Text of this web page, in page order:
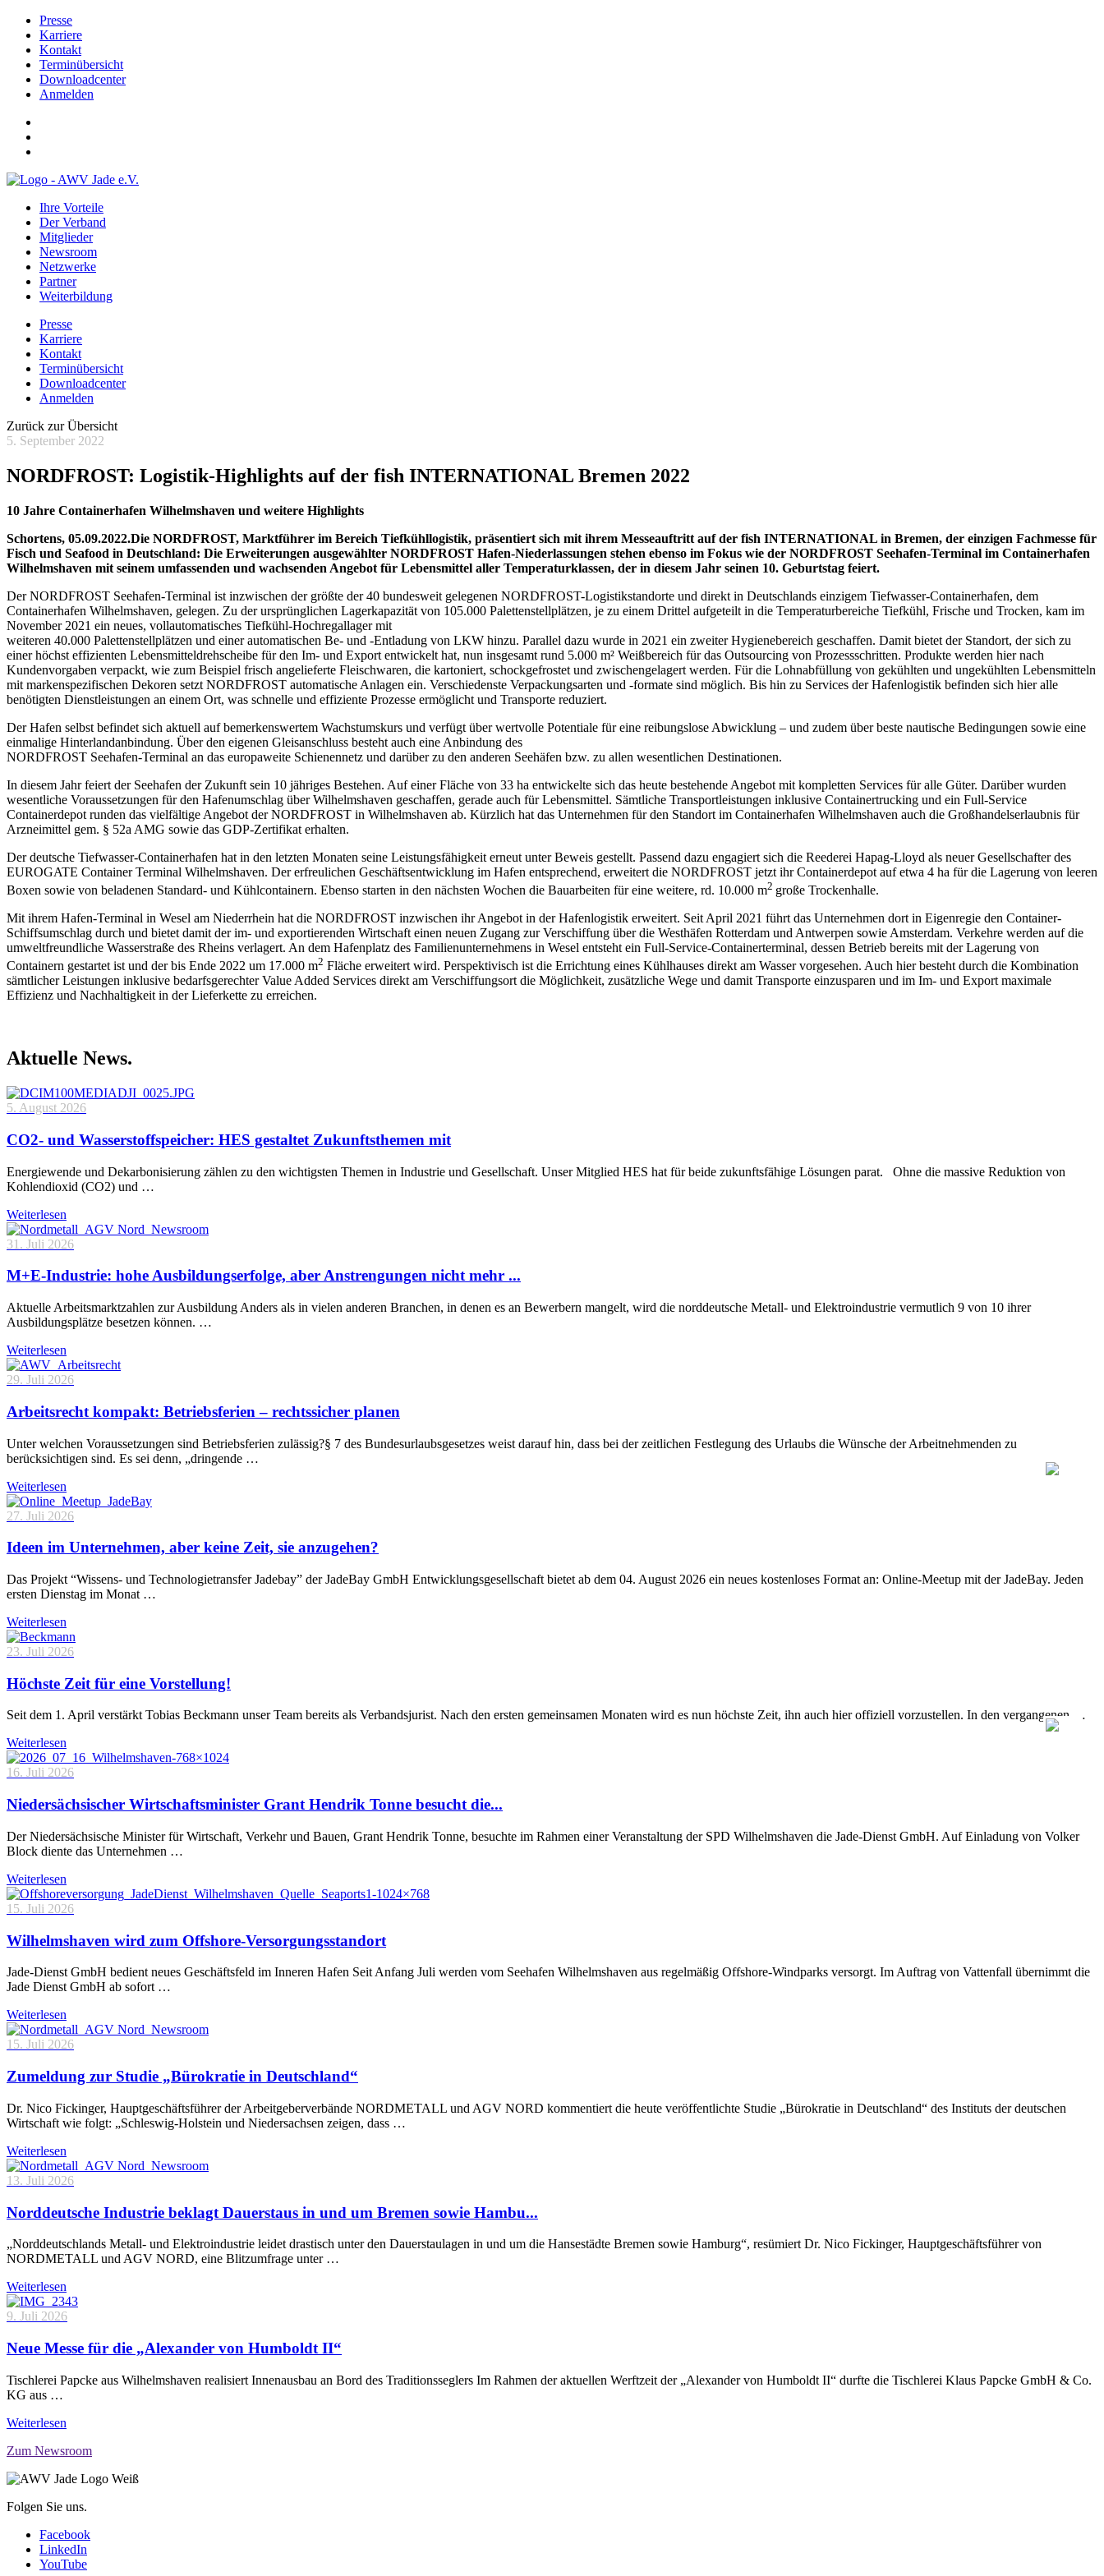
Presse
Karriere
Kontakt
Terminübersicht
Downloadcenter
Anmelden
Ihre Vorteile
Der Verband
Mitglieder
Newsroom
Netzwerke
Partner
Weiterbildung
Presse
Karriere
Kontakt
Terminübersicht
Downloadcenter
Anmelden
Zurück zur Übersicht
5. September 2022
NORDFROST: Logistik-Highlights auf der fish INTERNATIONAL Bremen 2022
10 Jahre Containerhafen Wilhelmshaven und weitere Highlights
Schortens, 05.09.2022.Die NORDFROST, Marktführer im Bereich Tiefkühllogistik, präsentiert sich mit ihrem Messeauftritt auf der fish INTERNATIONAL in Bremen, der einzigen Fachmesse für
Fisch und Seafood in Deutschland: Die Erweiterungen ausgewählter NORDFROST Hafen-Niederlassungen stehen ebenso im Fokus wie der NORDFROST Seehafen-Terminal im Containerhafen
Wilhelmshaven mit seinem umfassenden und wachsenden Angebot für Lebensmittel aller Temperaturklassen, der in diesem Jahr seinen 10. Geburtstag feiert.
Der NORDFROST Seehafen-Terminal ist inzwischen der größte der 40 bundesweit gelegenen NORDFROST-Logistikstandorte und direkt in Deutschlands einzigem Tiefwasser-Containerhafen, dem
Containerhafen Wilhelmshaven, gelegen. Zu der ursprünglichen Lagerkapazität von 105.000 Palettenstellplätzen, je zu einem Drittel aufgeteilt in die Temperaturbereiche Tiefkühl, Frische und Trocken, kam im
November 2021 ein neues, vollautomatisches Tiefkühl-Hochregallager mit
weiteren 40.000 Palettenstellplätzen und einer automatischen Be- und -Entladung von LKW hinzu. Parallel dazu wurde in 2021 ein zweiter Hygienebereich geschaffen. Damit bietet der Standort, der sich zu
einer höchst effizienten Lebensmitteldrehscheibe für den Im- und Export entwickelt hat, nun insgesamt rund 5.000 m² Weißbereich für das Outsourcing von Prozessschritten. Produkte werden hier nach
Kundenvorgaben verpackt, wie zum Beispiel frisch angelieferte Fleischwaren, die kartoniert, schockgefrostet und zwischengelagert werden. Für die Lohnabfüllung von gekühlten und ungekühlten Lebensmitteln
mit markenspezifischen Dekoren setzt NORDFROST automatische Anlagen ein. Verschiedenste Verpackungsarten und -formate sind möglich. Bis hin zu Services der Hafenlogistik befinden sich hier alle
benötigten Dienstleistungen an einem Ort, was schnelle und effiziente Prozesse ermöglicht und Transporte reduziert.
Der Hafen selbst befindet sich aktuell auf bemerkenswertem Wachstumskurs und verfügt über wertvolle Potentiale für eine reibungslose Abwicklung – und zudem über beste nautische Bedingungen sowie eine
einmalige Hinterlandanbindung. Über den eigenen Gleisanschluss besteht auch eine Anbindung des
NORDFROST Seehafen-Terminal an das europaweite Schienennetz und darüber zu den anderen Seehäfen bzw. zu allen wesentlichen Destinationen.
In diesem Jahr feiert der Seehafen der Zukunft sein 10 jähriges Bestehen. Auf einer Fläche von 33 ha entwickelte sich das heute bestehende Angebot mit kompletten Services für alle Güter. Darüber wurden
wesentliche Voraussetzungen für den Hafenumschlag über Wilhelmshaven geschaffen, gerade auch für Lebensmittel. Sämtliche Transportleistungen inklusive Containertrucking und ein Full-Service
Containerdepot runden das vielfältige Angebot der NORDFROST in Wilhelmshaven ab. Kürzlich hat das Unternehmen für den Standort im Containerhafen Wilhelmshaven auch die Großhandelserlaubnis für
Arzneimittel gem. § 52a AMG sowie das GDP-Zertifikat erhalten.
Der deutsche Tiefwasser-Containerhafen hat in den letzten Monaten seine Leistungsfähigkeit erneut unter Beweis gestellt. Passend dazu engagiert sich die Reederei Hapag-Lloyd als neuer Gesellschafter des
EUROGATE Container Terminal Wilhelmshaven. Der erfreulichen Geschäftsentwicklung im Hafen entsprechend, erweitert die NORDFROST jetzt ihr Containerdepot auf etwa 4 ha für die Lagerung von leeren
Boxen sowie von beladenen Standard- und Kühlcontainern. Ebenso starten in den nächsten Wochen die Bauarbeiten für eine weitere, rd. 10.000 m2 große Trockenhalle.
Mit ihrem Hafen-Terminal in Wesel am Niederrhein hat die NORDFROST inzwischen ihr Angebot in der Hafenlogistik erweitert. Seit April 2021 führt das Unternehmen dort in Eigenregie den Container-
Schiffsumschlag durch und bietet damit der im- und exportierenden Wirtschaft einen neuen Zugang zur Verschiffung über die Westhäfen Rotterdam und Antwerpen sowie Amsterdam. Verkehre werden auf die
umweltfreundliche Wasserstraße des Rheins verlagert. An dem Hafenplatz des Familienunternehmens in Wesel entsteht ein Full-Service-Containerterminal, dessen Betrieb bereits mit der Lagerung von
Containern gestartet ist und der bis Ende 2022 um 17.000 m2 Fläche erweitert wird. Perspektivisch ist die Errichtung eines Kühlhauses direkt am Wasser vorgesehen. Auch hier besteht durch die Kombination
sämtlicher Leistungen inklusive bedarfsgerechter Value Added Services direkt am Verschiffungsort die Möglichkeit, zusätzliche Wege und damit Transporte einzusparen und im Im- und Export maximale
Effizienz und Nachhaltigkeit in der Lieferkette zu erreichen.
Aktuelle News.
5. August 2026
CO2- und Wasserstoffspeicher: HES gestaltet Zukunftsthemen mit
Energiewende und Dekarbonisierung zählen zu den wichtigsten Themen in Industrie und Gesellschaft. Unser Mitglied HES hat für beide zukunftsfähige Lösungen parat. Ohne die massive Reduktion von
Kohlendioxid (CO2) und …
Weiterlesen
31. Juli 2026
M+E-Industrie: hohe Ausbildungserfolge, aber Anstrengungen nicht mehr ...
Aktuelle Arbeitsmarktzahlen zur Ausbildung Anders als in vielen anderen Branchen, in denen es an Bewerbern mangelt, wird die norddeutsche Metall- und Elektroindustrie vermutlich 9 von 10 ihrer
Ausbildungsplätze besetzen können. …
Weiterlesen
29. Juli 2026
Arbeitsrecht kompakt: Betriebsferien – rechtssicher planen
Unter welchen Voraussetzungen sind Betriebsferien zulässig?§ 7 des Bundesurlaubsgesetzes weist darauf hin, dass bei der zeitlichen Festlegung des Urlaubs die Wünsche der Arbeitnehmenden zu
berücksichtigen sind. Es sei denn, „dringende …
Weiterlesen
27. Juli 2026
Ideen im Unternehmen, aber keine Zeit, sie anzugehen?
Das Projekt “Wissens- und Technologietransfer Jadebay” der JadeBay GmbH Entwicklungsgesellschaft bietet ab dem 04. August 2026 ein neues kostenloses Format an: Online-Meetup mit der JadeBay. Jeden
ersten Dienstag im Monat …
Weiterlesen
23. Juli 2026
Höchste Zeit für eine Vorstellung!
Seit dem 1. April verstärkt Tobias Beckmann unser Team bereits als Verbandsjurist. Nach den ersten gemeinsamen Monaten wird es nun höchste Zeit, ihn auch hier offiziell vorzustellen. In den vergangenen …
Weiterlesen
16. Juli 2026
Niedersächsischer Wirtschaftsminister Grant Hendrik Tonne besucht die...
Der Niedersächsische Minister für Wirtschaft, Verkehr und Bauen, Grant Hendrik Tonne, besuchte im Rahmen einer Veranstaltung der SPD Wilhelmshaven die Jade-Dienst GmbH. Auf Einladung von Volker
Block diente das Unternehmen …
Weiterlesen
15. Juli 2026
Wilhelmshaven wird zum Offshore-Versorgungsstandort
Jade-Dienst GmbH bedient neues Geschäftsfeld im Inneren Hafen Seit Anfang Juli werden vom Seehafen Wilhelmshaven aus regelmäßig Offshore-Windparks versorgt. Im Auftrag von Vattenfall übernimmt die
Jade Dienst GmbH ab sofort …
Weiterlesen
15. Juli 2026
Zumeldung zur Studie „Bürokratie in Deutschland“
Dr. Nico Fickinger, Hauptgeschäftsführer der Arbeitgeberverbände NORDMETALL und AGV NORD kommentiert die heute veröffentlichte Studie „Bürokratie in Deutschland“ des Instituts der deutschen
Wirtschaft wie folgt: „Schleswig-Holstein und Niedersachsen zeigen, dass …
Weiterlesen
13. Juli 2026
Norddeutsche Industrie beklagt Dauerstaus in und um Bremen sowie Hambu...
„Norddeutschlands Metall- und Elektroindustrie leidet drastisch unter den Dauerstaulagen in und um die Hansestädte Bremen sowie Hamburg“, resümiert Dr. Nico Fickinger, Hauptgeschäftsführer von
NORDMETALL und AGV NORD, eine Blitzumfrage unter …
Weiterlesen
9. Juli 2026
Neue Messe für die „Alexander von Humboldt II“
Tischlerei Papcke aus Wilhelmshaven realisiert Innenausbau an Bord des Traditionsseglers Im Rahmen der aktuellen Werftzeit der „Alexander von Humboldt II“ durfte die Tischlerei Klaus Papcke GmbH & Co.
KG aus …
Weiterlesen
Zum Newsroom
Folgen Sie uns.
Facebook
LinkedIn
YouTube